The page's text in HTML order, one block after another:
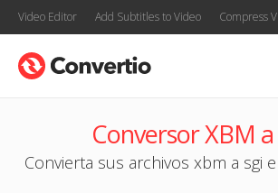
Video Editor Add Subtitles to Video Compress
Conversor XBM a
Convierta sus archivos xbm a sgi